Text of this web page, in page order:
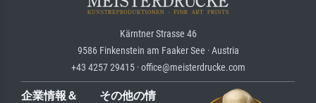
Kärntner Strasse 46
9586 Finkenstein am Faaker See · Austria
+43 4257 29415 · office@meisterdrucke.com
企業情報＆
その他の情